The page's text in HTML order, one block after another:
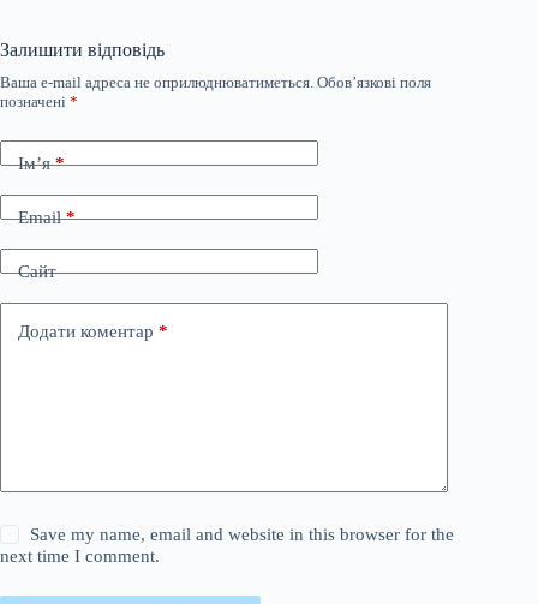
Залишити відповідь
Ваша e-mail адреса не оприлюднюватиметься. Обов’язкові поля
позначені *
Ім’я*
Email*
Сайт
Додати коментар *
Save my name, email and website in this browser for the
next time I comment.